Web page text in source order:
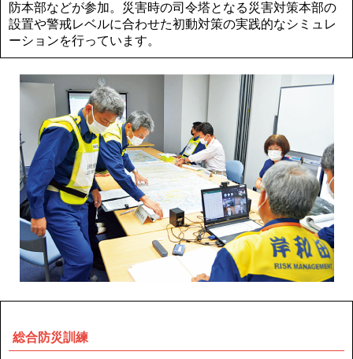
防本部などが参加。災害時の司令塔となる災害対策本部の
設置や警戒レベルに合わせた初動対策の実践的なシミュレ
ーションを行っています。
総合防災訓練